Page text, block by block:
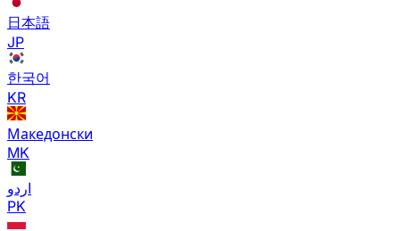
日本語
JP
한국어
KR
Македонски
MK
اردو
PK